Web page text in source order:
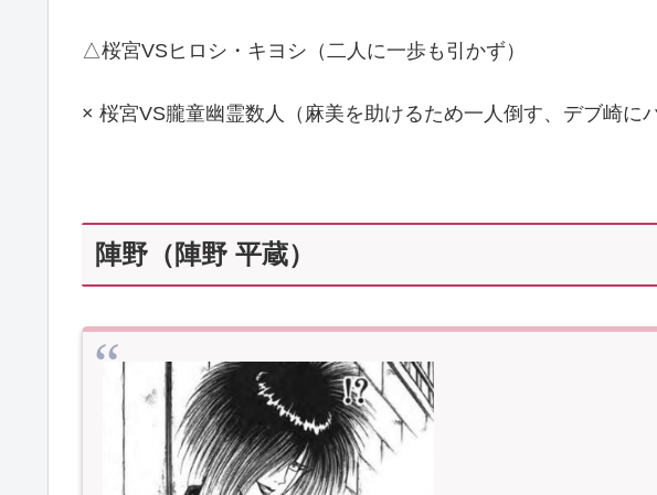
△桜宮VSヒロシ・キヨシ（二人に一歩も引かず）
× 桜宮VS朧童幽霊数人（麻美を助けるため一人倒す、デブ崎に
陣野（陣野 平蔵）